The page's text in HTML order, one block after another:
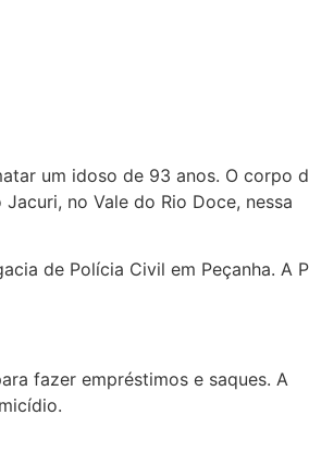
um idoso de 93 anos. O corpo
no Vale do Rio Doce, nessa
de Polícia Civil em Peçanha. A
fazer empréstimos e saques. A